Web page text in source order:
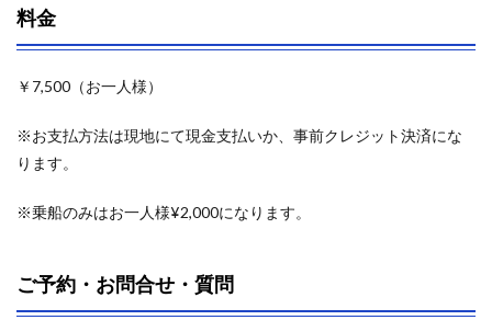
料金
￥7,500（お一人様）
※お支払方法は現地にて現金支払いか、事前クレジット決済にな
ります。
※乗船のみはお一人様¥2,000になります。
ご予約・お問合せ・質問